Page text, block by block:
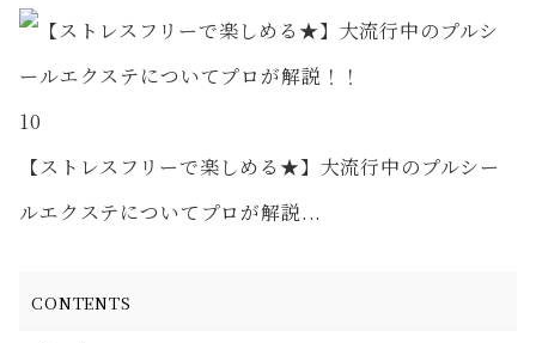
10
【ストレスフリーで楽しめる★】大流行中のプルシー
ルエクステについてプロが解説...
CONTENTS